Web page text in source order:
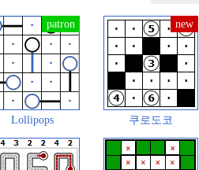
Lollipops 쿠로도코